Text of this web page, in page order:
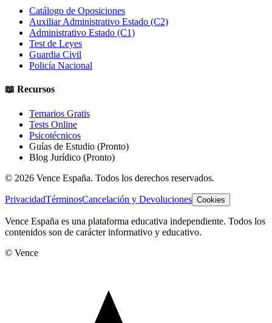
Catálogo de Oposiciones
Auxiliar Administrativo Estado (C2)
Administrativo Estado (C1)
Test de Leyes
Guardia Civil
Policía Nacional
📖 Recursos
Temarios Gratis
Tests Online
Psicotécnicos
Guías de Estudio (Pronto)
Blog Jurídico (Pronto)
© 2026 Vence España. Todos los derechos reservados.
PrivacidadTérminosCancelación y Devoluciones Cookies
Vence España es una plataforma educativa independiente. Todos los
contenidos son de carácter informativo y educativo.
© Vence